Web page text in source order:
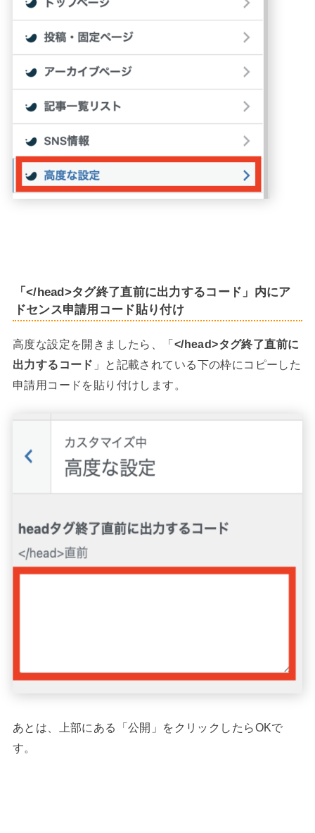
「</head>タグ終了直前に出力するコード」内にア
ドセンス申請用コード貼り付け
高度な設定を開きましたら、「</head>タグ終了直前に
出力するコード 」と記載されている下の枠にコピーした
申請用コードを貼り付けします。
あとは、上部にある「公開」をクリックしたらOKで
す。